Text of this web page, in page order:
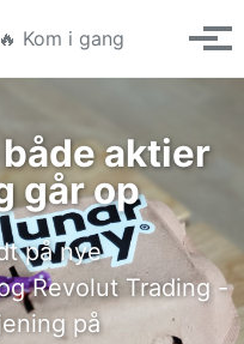
🔥 Kom i gang Søgning
Vis/
aktier
går op
på nye
Revolut Trading -
på